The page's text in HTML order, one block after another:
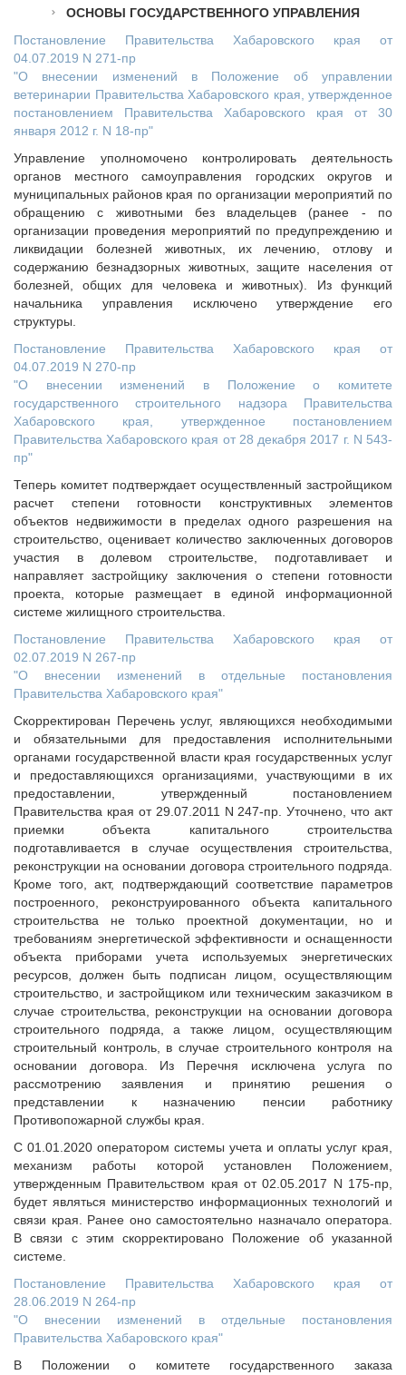
Исполнительная дирекция
Палаты Совета
Комитеты Совета
Правление Совета
Обработка персональных данных
Партнеры Совета
Полезные ссылки
Инвестиционные порталы муниципальных образований
Контактная информация
НОВОСТИ
СМИ о нас
МЕТОДИЧЕСКИЙ РАЗДЕЛ
Опыт регионов
Методические материалы
Опыт муниципалитетов
Судебная практика
Мнение специалиста
Конкурсы Совета
Семинары Совета
Издания Совета
Вопрос-ответ
ВАРМСУ
Новости ВАРМСУ
Новости ТОС
Лучшие практики ТОС
Новости юридического совета
ОСНОВЫ ГОСУДАРСТВЕННОГО УПРАВЛЕНИЯ
Постановление Правительства Хабаровского края от
04.07.2019 N 271-пр
"О внесении изменений в Положение об управлении
ветеринарии Правительства Хабаровского края, утвержденное
постановлением Правительства Хабаровского края от 30
января 2012 г. N 18-пр"
Управление уполномочено контролировать деятельность
органов местного самоуправления городских округов и
муниципальных районов края по организации мероприятий по
обращению с животными без владельцев (ранее - по
организации проведения мероприятий по предупреждению и
ликвидации болезней животных, их лечению, отлову и
содержанию безнадзорных животных, защите населения от
болезней, общих для человека и животных). Из функций
начальника управления исключено утверждение его
структуры.
Постановление Правительства Хабаровского края от
04.07.2019 N 270-пр
"О внесении изменений в Положение о комитете
государственного строительного надзора Правительства
Хабаровского края, утвержденное постановлением
Правительства Хабаровского края от 28 декабря 2017 г. N 543-
пр"
Теперь комитет подтверждает осуществленный застройщиком
расчет степени готовности конструктивных элементов
объектов недвижимости в пределах одного разрешения на
строительство, оценивает количество заключенных договоров
участия в долевом строительстве, подготавливает и
направляет застройщику заключения о степени готовности
проекта, которые размещает в единой информационной
системе жилищного строительства.
Постановление Правительства Хабаровского края от
02.07.2019 N 267-пр
"О внесении изменений в отдельные постановления
Правительства Хабаровского края"
Скорректирован Перечень услуг, являющихся необходимыми
и обязательными для предоставления исполнительными
органами государственной власти края государственных услуг
и предоставляющихся организациями, участвующими в их
предоставлении, утвержденный постановлением
Правительства края от 29.07.2011 N 247-пр. Уточнено, что акт
приемки объекта капитального строительства
подготавливается в случае осуществления строительства,
реконструкции на основании договора строительного подряда.
Кроме того, акт, подтверждающий соответствие параметров
построенного, реконструированного объекта капитального
строительства не только проектной документации, но и
требованиям энергетической эффективности и оснащенности
объекта приборами учета используемых энергетических
ресурсов, должен быть подписан лицом, осуществляющим
строительство, и застройщиком или техническим заказчиком в
случае строительства, реконструкции на основании договора
строительного подряда, а также лицом, осуществляющим
строительный контроль, в случае строительного контроля на
основании договора. Из Перечня исключена услуга по
рассмотрению заявления и принятию решения о
представлении к назначению пенсии работнику
Противопожарной службы края.
С 01.01.2020 оператором системы учета и оплаты услуг края,
механизм работы которой установлен Положением,
утвержденным Правительством края от 02.05.2017 N 175-пр,
будет являться министерство информационных технологий и
связи края. Ранее оно самостоятельно назначало оператора.
В связи с этим скорректировано Положение об указанной
системе.
Постановление Правительства Хабаровского края от
28.06.2019 N 264-пр
"О внесении изменений в отдельные постановления
Правительства Хабаровского края"
В Положении о комитете государственного заказа